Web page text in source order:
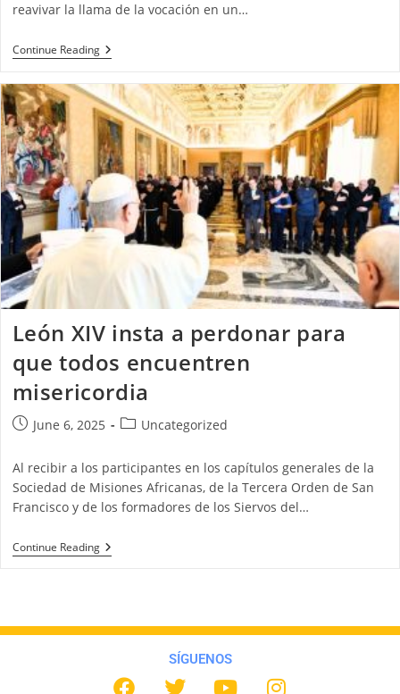
reavivar la llama de la vocación en un…
Continue Reading
León XIV insta a perdonar para
que todos encuentren
misericordia
June 6, 2025 Uncategorized
Al recibir a los participantes en los capítulos generales de la
Sociedad de Misiones Africanas, de la Tercera Orden de San
Francisco y de los formadores de los Siervos del…
Continue Reading
SÍGUENOS